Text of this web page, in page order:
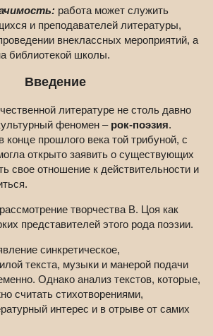
работа может служить
и преподавателей литературы,
внеклассных мероприятий, а
библиотекой школы.
Введение
литературе не столь давно
феномен – рок-поэзия.
конце прошлого века той трибуной, с
открыто заявить о существующих
свое отношение к действительности и
творчества В. Цоя как
представителей этого рода поэзии.
синкретическое,
текста, музыки и манерой подачи
Однако анализ текстов, которые,
считать стихотворениями,
интерес и в отрыве от самих